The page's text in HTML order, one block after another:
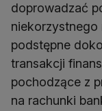
doprowadzać
niekorzystnego
podstępne
transakcji
pochodzące z
na rachunki